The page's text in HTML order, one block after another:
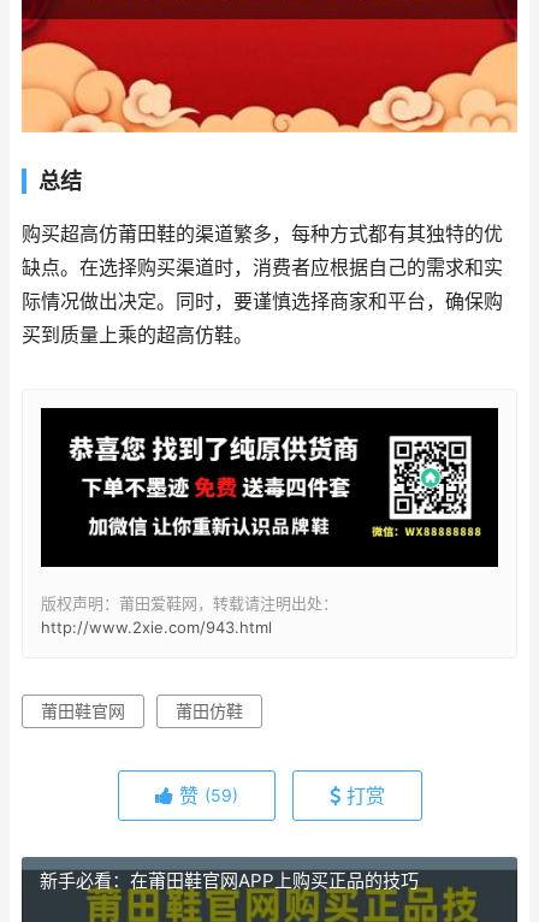
总结
购买超高仿莆田鞋的渠道繁多，每种方式都有其独特的优
缺点。在选择购买渠道时，消费者应根据自己的需求和实
际情况做出决定。同时，要谨慎选择商家和平台，确保购
买到质量上乘的超高仿鞋。
版权声明：莆田爱鞋网，转载请注明出处：
http://www.2xie.com/943.html
莆田鞋官网 莆田仿鞋
赞 (59) 打赏
新手必看：在莆田鞋官网APP上购买正品的技巧